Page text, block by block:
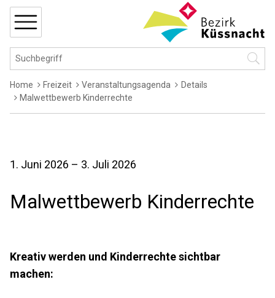
Navigieren in Küssnacht
Schnellnavigation
Hauptnavigation
Suchbegriff
Breadcrumb
Home Freizeit Veranstaltungsagenda
Details
Malwettbewerb Kinderrechte
1. Juni 2026 – 3. Juli 2026
Malwettbewerb Kinderrechte
Kreativ werden und Kinderrechte sichtbar
machen: